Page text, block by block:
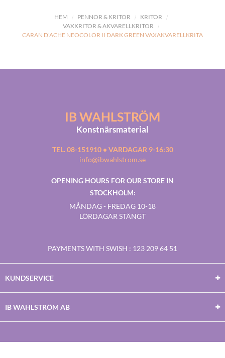
HEM PENNOR & KRITOR
KRITOR
VAXKRITOR & AKVARELLKRITOR
CARAN D'ACHE NEOCOLOR II DARK GREEN VAXAKVARELLKRITA
IB WAHLSTRÖM
Konstnärsmaterial
TEL. 08-151910 • VARDAGAR 9-16:30
info@ibwahlstrom.se
OPENING HOURS FOR OUR STORE IN
STOCKHOLM:
MÅNDAG - FREDAG 10-18
LÖRDAGAR STÄNGT
PAYMENTS WITH SWISH : 123 209 64 51
KUNDSERVICE
IB WAHLSTRÖM AB
Facebook
TwitterYoutubeInstagram